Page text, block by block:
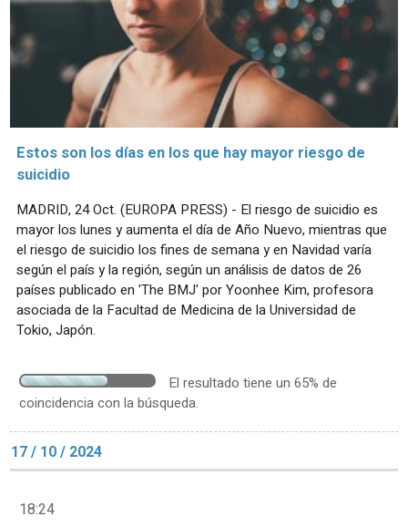
Estos son los días en los que hay mayor riesgo de
suicidio
MADRID, 24 Oct. (EUROPA PRESS) - El riesgo de suicidio es
mayor los lunes y aumenta el día de Año Nuevo, mientras que
el riesgo de suicidio los fines de semana y en Navidad varía
según el país y la región, según un análisis de datos de 26
países publicado en 'The BMJ' por Yoonhee Kim, profesora
asociada de la Facultad de Medicina de la Universidad de
Tokio, Japón.
El resultado tiene un 65% de
coincidencia con la búsqueda.
17 / 10 / 2024
18:24